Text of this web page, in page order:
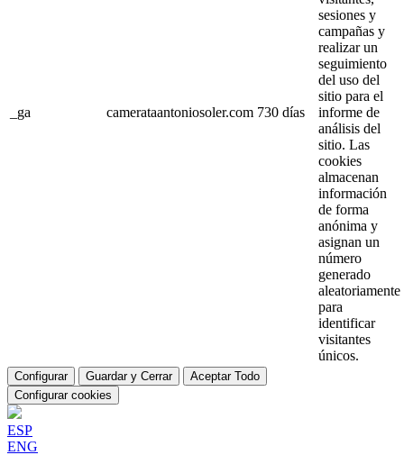
_ga camerataantoniosoler.com 730 días
sesiones y
campañas y
realizar un
seguimiento
del uso del
sitio para el
informe de
análisis del
sitio. Las
cookies
almacenan
información
de forma
anónima y
asignan un
número
generado
aleatoriamente
para
identificar
visitantes
únicos.
Configurar Guardar y Cerrar
Aceptar Todo
Configurar cookies
ESP
ENG